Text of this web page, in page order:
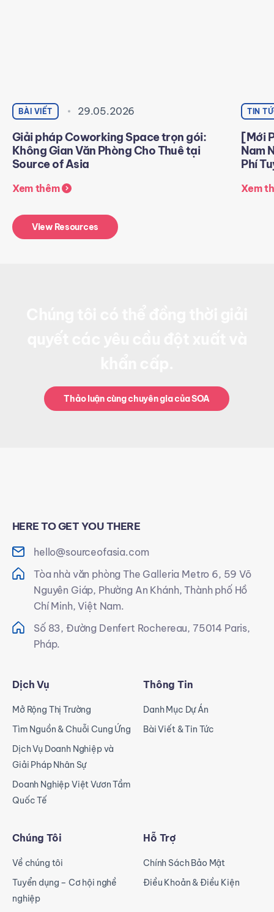
BÀI VIẾT 29.05.2026
Giải pháp Coworking Space trọn gói:
Không Gian Văn Phòng Cho Thuê tại
Source of Asia
Xem thêm
TIN
[Mới
Nam
Phí
Xem
View Resources
Thảo luận cùng chuyên gia của SOA
HERE TO GET YOU THERE
hello@sourceofasia.com
Tòa nhà văn phòng The Galleria Metro 6, 59 Võ
Nguyên Giáp, Phường An Khánh, Thành phố Hồ
Chí Minh, Việt Nam.
Số 83, Đường Denfert Rochereau, 75014 Paris,
Pháp.
Dịch Vụ
Mở Rộng Thị Trường
Tìm Nguồn & Chuỗi Cung Ứng
Dịch Vụ Doanh Nghiệp và
Giải Pháp Nhân Sự
Doanh Nghiệp Việt Vươn Tầm
Quốc Tế
Thông Tin
Danh Mục Dự Án
Bài Viết & Tin Tức
Chúng Tôi
Về chúng tôi
Tuyển dụng – Cơ hội nghề
nghiệp
Hỗ Trợ
Chính Sách Bảo Mật
Điều Khoản & Điều Kiện